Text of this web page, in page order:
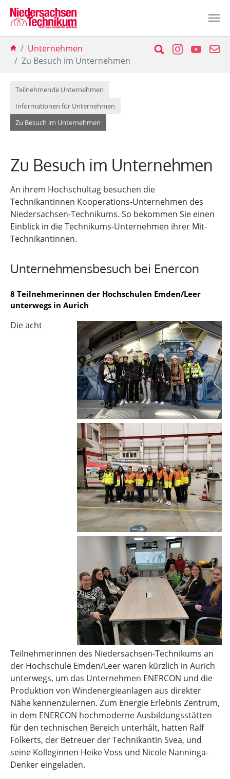
SucheInstagramE-
Unternehmen
Zu Besuch im Unternehmen
Teilnehmende Unternehmen
Informationen für Unternehmen
Zu Besuch im Unternehmen
Zu Besuch im Unternehmen
An ihrem Hochschultag besuchen die
Technikantinnen Kooperations-Unternehmen des
Niedersachsen-Technikums. So bekommen Sie einen
Einblick in die Technikums-Unternehmen ihrer Mit-
Technikantinnen.
Unternehmensbesuch bei Enercon
8 Teilnehmerinnen der Hochschulen Emden/Leer
unterwegs in Aurich
Die acht
Teilnehmerinnen des Niedersachsen-Technikums an
der Hochschule Emden/Leer waren kürzlich in Aurich
unterwegs, um das Unternehmen ENERCON und die
Produktion von Windenergieanlagen aus direkter
Nähe kennenzulernen. Zum Energie Erlebnis Zentrum,
in dem ENERCON hochmoderne Ausbildungsstätten
für den technischen Bereich unterhält, hatten Ralf
Folkerts, der Betreuer der Technikantin Svea, und
seine Kolleginnen Heike Voss und Nicole Nanninga-
Denker eingeladen.